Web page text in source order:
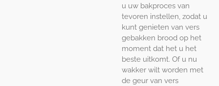
u uw bakproces van
tevoren instellen, zodat u
kunt genieten van vers
gebakken brood op het
moment dat het u het
beste uitkomt. Of u nu
wakker wilt worden met
de geur van vers